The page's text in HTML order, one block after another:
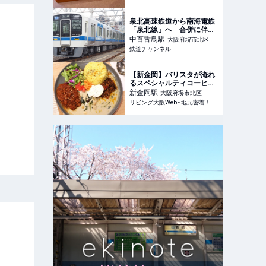
泉北高速鉄道から南海電鉄
「泉北線」へ 合併に伴う
ダイヤ変更なし | 鉄道ニュ
ース | 鉄道チャンネル
中百舌鳥駅 大阪府堺市北区
鉄道チャンネル
【新金岡】バリスタが淹れ
るスペシャルティコーヒー
とスパイスカレー「ミオテ
ンポ アンド コーヒー」
新金岡駅 大阪府堺市北区
リビング大阪Web - 地元密着！ 大阪市、堺市、北摂エリア、京阪沿線ほかのグルメ、イベント、お出かけ、習い事情報